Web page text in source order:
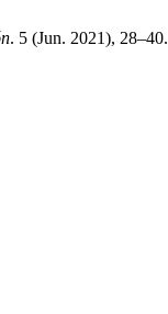
. 5 (Jun. 2021), 28–40.